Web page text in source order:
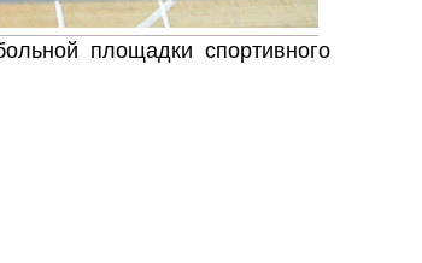
площадки спортивного